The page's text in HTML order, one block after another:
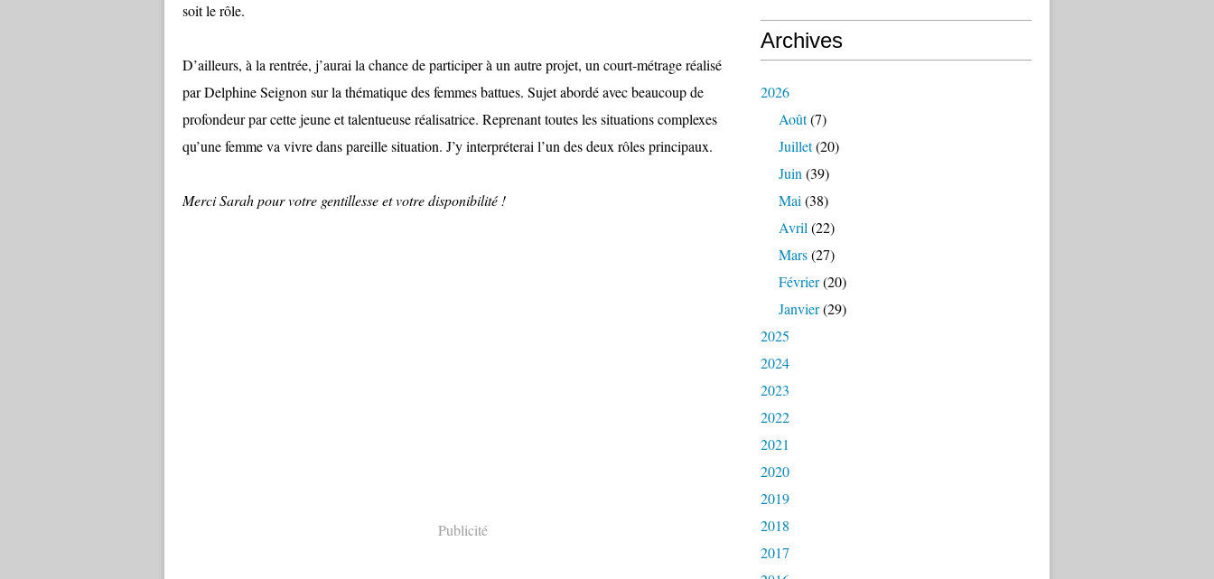
soit le rôle.
D’ailleurs, à la rentrée, j’aurai la chance de participer à un autre projet, un court-métrage réalisé
par Delphine Seignon sur la thématique des femmes battues. Sujet abordé avec beaucoup de
profondeur par cette jeune et talentueuse réalisatrice. Reprenant toutes les situations complexes
qu’une femme va vivre dans pareille situation. J’y interpréterai l’un des deux rôles principaux.
Merci Sarah pour votre gentillesse et votre disponibilité !
Publicité
Archives
2026
Août(7)
Juillet(20)
Juin (39)
Mai (38)
Avril (22)
Mars(27)
Février(20)
Janvier(29)
2025
2024
2023
2022
2021
2020
2019
2018
2017